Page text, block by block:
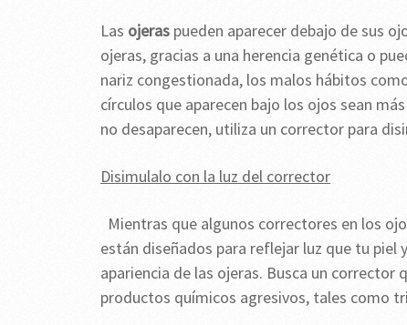
Las ojeras pueden aparecer debajo de sus
ojeras, gracias a una herencia genética o
nariz congestionada, los malos hábitos
círculos que aparecen bajo los ojos sean
no desaparecen, utiliza un corrector para
Disimulalo con la luz del corrector
Mientras que algunos correctores en los
están diseñados para reflejar luz que tu
apariencia de las ojeras. Busca un
productos químicos agresivos, tales como